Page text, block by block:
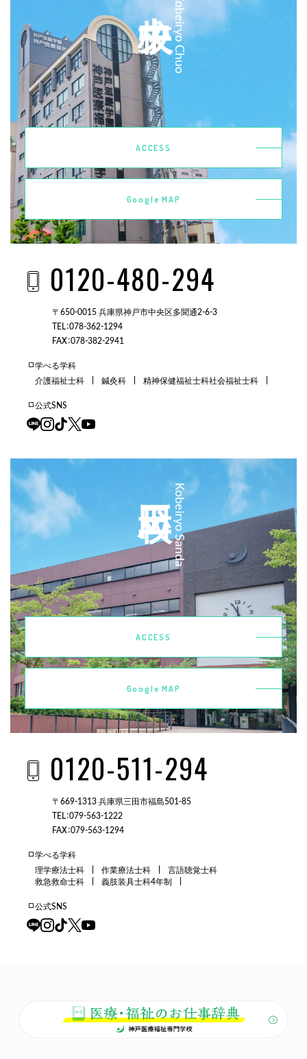
Kobeiryo Chuo
ACCESS
Google MAP
0120-480-294
〒650-0015 兵庫県神戸市中央区多聞通2-6-3
TEL：078-362-1294
FAX：078-382-2941
学べる学科
介護福祉士科
鍼灸科 精神保健福祉士科社会福祉士科
公式SNS
Kobeiryo Sanda
ACCESS
Google MAP
0120-511-294
〒669-1313 兵庫県三田市福島501-85
TEL：079-563-1222
FAX：079-563-1294
学べる学科
理学療法士科
作業療法士科
言語聴覚士科
救急救命士科
義肢装具士科4年制
公式SNS